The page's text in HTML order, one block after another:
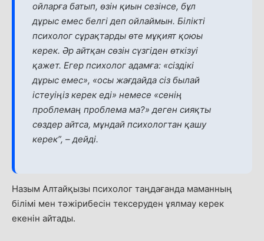
ойларға батып, өзін қиын сезінсе, бұл
дұрыс емес белгі деп ойлаймын. Білікті
психолог сұрақтарды өте мұқият қоюы
керек. Әр айтқан сөзін сүзгіден өткізуі
қажет. Егер психолог адамға: «сіздікі
дұрыс емес», «осы жағдайда сіз былай
істеуіңіз керек еді» немесе «сенің
проблемаң проблема ма?» деген сияқты
сөздер айтса, мұндай психологтан қашу
керек”, – дейді.
Назым Алтайқызы психолог таңдағанда маманның
білімі мен тәжірибесін тексеруден ұялмау керек
екенін айтады.